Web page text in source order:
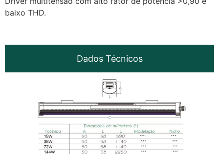
baixo THD.
Dados Técnicos